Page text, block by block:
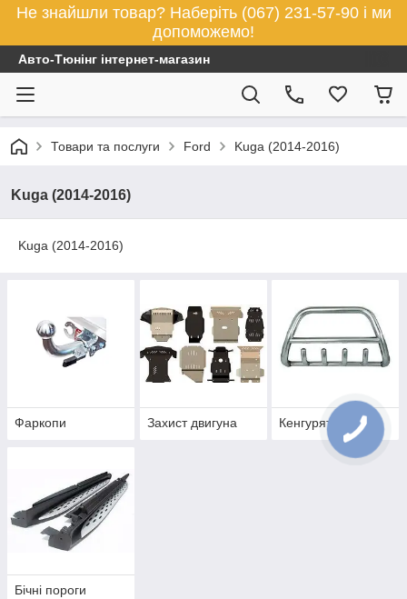
Не знайшли товар? Наберіть (067) 231-57-90 і ми
допоможемо!
Авто-Тюнінг інтернет-магазин
Товари та послуги Ford Kuga (2014-2016)
Kuga (2014-2016)
Kuga (2014-2016)
Фаркопи Захист двигуна Кенгурятники
Бічні пороги